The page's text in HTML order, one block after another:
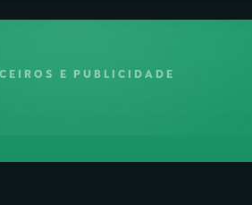
E PUBLICIDADE